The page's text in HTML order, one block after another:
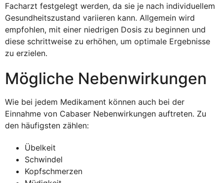
Facharzt festgelegt werden, da sie je nach individuellem
Gesundheitszustand variieren kann. Allgemein wird
empfohlen, mit einer niedrigen Dosis zu beginnen und
diese schrittweise zu erhöhen, um optimale Ergebnisse
zu erzielen.
Mögliche Nebenwirkungen
Wie bei jedem Medikament können auch bei der
Einnahme von Cabaser Nebenwirkungen auftreten. Zu
den häufigsten zählen:
Übelkeit
Schwindel
Kopfschmerzen